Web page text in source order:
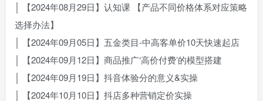
│ 【2024年08月29日】认知课 【产品不同价格体系对应策略
选择办法】
│ 【2024年09月05日】五金类目-中高客单价10天快速起店
│ 【2024年09月12日】商品推广‘高价付费’的模型搭建
│ 【2024年09月19日】抖音体验分的意义&实操
│ 【2024年10月10日】抖店多种营销定价实操